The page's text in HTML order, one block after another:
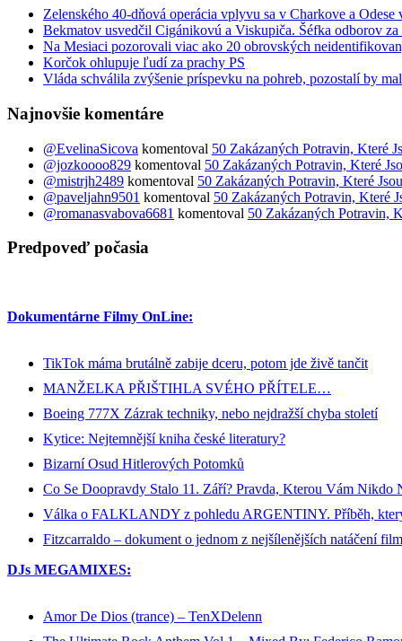
Zelenského 40-dňová operácia vplyvu sa v Charkove a
Bekmatov usvedčil Cigánikovú a Viskupiča. Šéfka odborov
Na Mesiaci pozorovali viac ako 20 obrovských
Korčok ohlupuje ľudí za prachy PS
Vláda schválila zvýšenie príspevku na pohreb, pozostalí by
Najnovšie komentáre
@EvelinaSicova komentoval 50 Zakázaných Potravin, Které
@jozkoooo829 komentoval 50 Zakázaných Potravin, Které
@mistrjh2489 komentoval 50 Zakázaných Potravin, Které
@paveljahn9501 komentoval 50 Zakázaných Potravin, Které
@romanasvabova6681 komentoval 50 Zakázaných Potravin,
Predpoveď počasia
Dokumentárne Filmy OnLine:
TikTok máma brutálně zabije dceru, potom jde živě tančit
MANŽELKA PŘIŠTIHLA SVÉHO PŘÍTELE…
Boeing 777X Zázrak techniky, nebo nejdražší chyba století
Kytice: Nejtemnější kniha české literatury?
Bizarní Osud Hitlerových Potomků
Co Se Doopravdy Stalo 11. Září? Pravda, Kterou Vám Nikdo
Válka o FALKLANDY z pohledu ARGENTINY. Příběh,
Fitzcarraldo – dokument o jednom z nejšílenějších natáčení
DJs MEGAMIXES:
Amor De Dios (trance) – TenXDelenn